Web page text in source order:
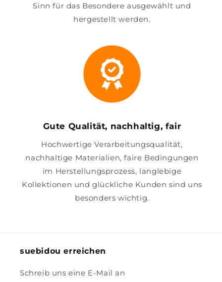
Sinn für das Besondere ausgewählt und
hergestellt werden.
Gute Qualität, nachhaltig, fair
Hochwertige Verarbeitungsqualität,
nachhaltige Materialien, faire Bedingungen
im Herstellungsprozess, langlebige
Kollektionen und glückliche Kunden sind uns
besonders wichtig.
suebidou erreichen
Schreib uns eine E-Mail an